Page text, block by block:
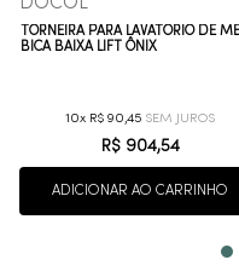
DOCOL
TORNEIRA PARA LAVATÓRIO DE
BICA BAIXA LIFT ÔNIX
10 R$ 90,45
R$ 904,54
ADICIONAR AO CARRINHO